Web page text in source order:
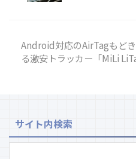
Android対応のAirTagもど
る激安トラッカー「MiLi
サイト内検索